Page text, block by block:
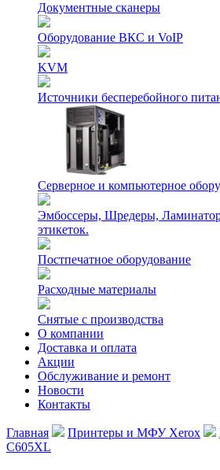
Документные сканеры
Оборудование ВКС и VoIP
KVM
Источники бесперебойного
Серверное и компьютерное
Эмбоссеры, Шредеры,
этикеток.
Постпечатное оборудование
Расходные материалы
Снятые с производства
О компании
Доставка и оплата
Акции
Обслуживание и ремонт
Новости
Контакты
Главная Принтеры и МФУ Xerox
C605XL